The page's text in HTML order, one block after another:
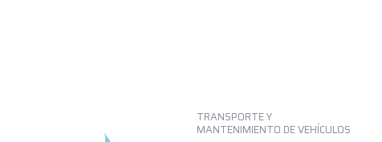
TRANSPORTE Y
MANTENIMIENTO DE VEHÍCULOS